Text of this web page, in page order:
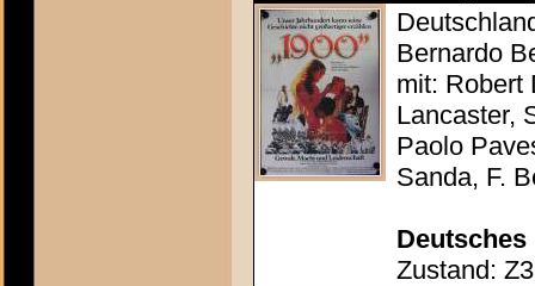
Bernardo
mit: Robert
Lancaster,
Paolo
Sanda, F.
Deutsches
Zustand: